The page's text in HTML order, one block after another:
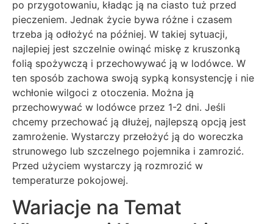
po przygotowaniu, kładąc ją na ciasto tuż przed
pieczeniem. Jednak życie bywa różne i czasem
trzeba ją odłożyć na później. W takiej sytuacji,
najlepiej jest szczelnie owinąć miskę z kruszonką
folią spożywczą i przechowywać ją w lodówce. W
ten sposób zachowa swoją sypką konsystencję i nie
wchłonie wilgoci z otoczenia. Można ją
przechowywać w lodówce przez 1-2 dni. Jeśli
chcemy przechować ją dłużej, najlepszą opcją jest
zamrożenie. Wystarczy przełożyć ją do woreczka
strunowego lub szczelnego pojemnika i zamrozić.
Przed użyciem wystarczy ją rozmrozić w
temperaturze pokojowej.
Wariacje na Temat